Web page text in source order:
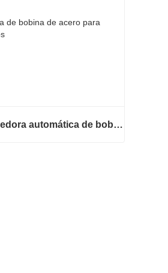
Envolvedora automática de bobinas de acero